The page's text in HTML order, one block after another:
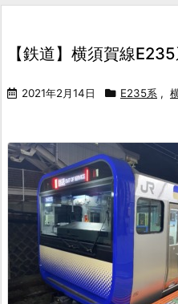
【鉄道】横須賀線
2021年2月14日 E235系 ,